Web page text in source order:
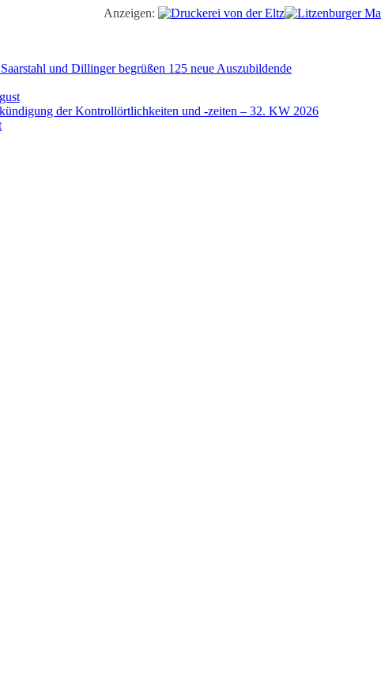
Anzeigen:
und Dillinger begrüßen 125 neue Auszubildende
der Kontrollörtlichkeiten und -zeiten – 32. KW 2026